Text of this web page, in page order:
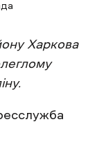
Харкова